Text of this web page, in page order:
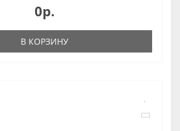
0р.
В КОРЗИНУ